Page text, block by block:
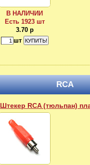
В НАЛИЧИИ
Есть 1923 шт
3.70 р
шт
RCA
Штекер RCA (тюльпан)